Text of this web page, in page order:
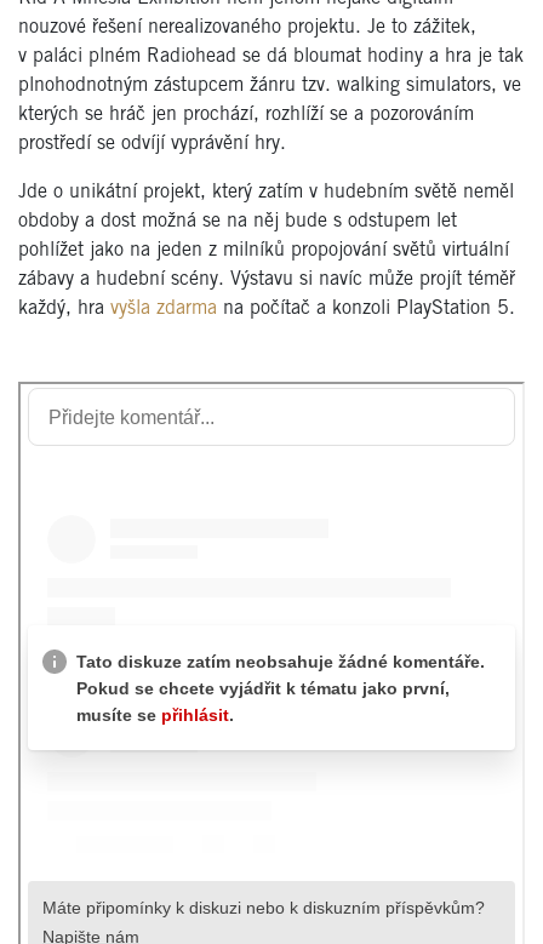
nouzové řešení nerealizovaného projektu. Je to zážitek,
v paláci plném Radiohead se dá bloumat hodiny a hra je tak
plnohodnotným zástupcem žánru tzv. walking simulators, ve
kterých se hráč jen prochází, rozhlíží se a pozorováním
prostředí se odvíjí vyprávění hry.
Jde o unikátní projekt, který zatím v hudebním světě neměl
obdoby a dost možná se na něj bude s odstupem let
pohlížet jako na jeden z milníků propojování světů virtuální
zábavy a hudební scény. Výstavu si navíc může projít téměř
každý, hra vyšla zdarma na počítač a konzoli PlayStation 5.